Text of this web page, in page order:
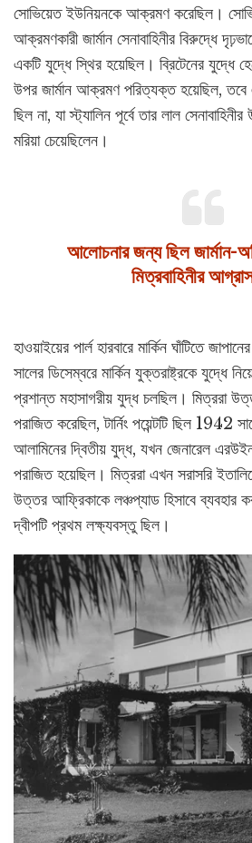
সোভিয়েত ইউনিয়নকে আক্রমণ করেছিল।
আক্রমণকারী জার্মান সেনাবাহিনীর বিরুদ্ধে
একটি যুদ্ধে স্থির হয়েছিল। ব্রিটেনের যুদ্ধে
উপর জার্মান আক্রমণ পরিত্যক্ত হয়েছিল, তবে
ছিল না, যা স্ট্যালিন পূর্বে তার লাল
মরিয়া চেয়েছিলেন।
আলোচনার জন্য ছিল জার্মান-
মিত্রবাহিনীর
হাওয়াইয়ের পার্ল হারবারে মার্কিন ঘাঁটিতে
সালের ডিসেম্বরে মার্কিন যুক্তরাষ্ট্রকে যুদ্ধে
প্রশান্ত মহাসাগরীয় যুদ্ধ চলছিল। মিত্ররা
পরাজিত করেছিল, টার্নিং পয়েন্টটি ছিল 1942
আলামিনের দ্বিতীয় যুদ্ধ, যখন জেনারেল
পরাজিত হয়েছিল। মিত্ররা এখন সরাসরি
উত্তর আফ্রিকাকে লঞ্চপ্যাড হিসাবে ব্যবহার
দ্বীপটি প্রথম লক্ষ্যবস্তু ছিল।